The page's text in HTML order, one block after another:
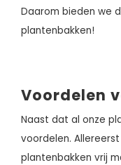
Daarom bieden we
plantenbakken!
Voordelen
Naast dat al onze
voordelen.
plantenbakken vrij